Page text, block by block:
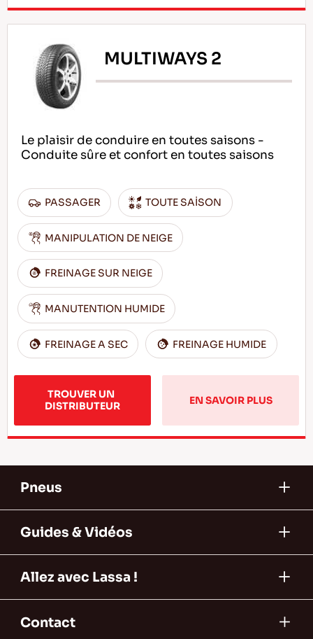
MULTIWAYS 2
Le plaisir de conduire en toutes saisons -
Conduite sûre et confort en toutes saisons
PASSAGER TOUTE SAİSON
MANIPULATION DE NEIGE
FREINAGE SUR NEIGE
MANUTENTION HUMIDE
FREINAGE A SEC FREINAGE HUMIDE
TROUVER UN
DISTRIBUTEUR
EN SAVOIR PLUS
Pneus
Guides & Vidéos
Allez avec Lassa !
Contact